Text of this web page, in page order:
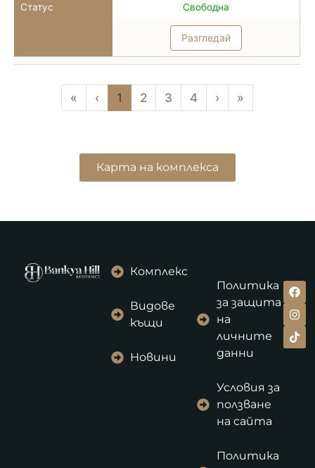
Статус Свободна
Разгледай
« ‹ 1 2 3 4 › »
Карта на комплекса
Комплекс
Видове
къщи
Новини
Политика
за защита
на
личните
данни
Условия за
ползване
на сайта
Политика